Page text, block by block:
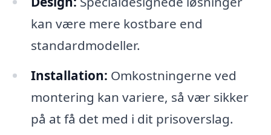
kan være mere kostbare end
standardmodeller.
Installation: Omkostningerne ved
montering kan variere, så vær sikker
på at få det med i dit prisoverslag.